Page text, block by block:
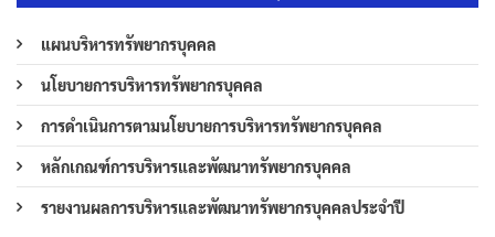
แผนบริหารทรัพยากรบุคคล
นโยบายการบริหารทรัพยากรบุคคล
การดำเนินการตามนโยบายการบริหารทรัพยากรบุคคล
หลักเกณฑ์การบริหารและพัฒนาทรัพยากรบุคคล
รายงานผลการบริหารและพัฒนาทรัพยากรบุคคลประจำปี